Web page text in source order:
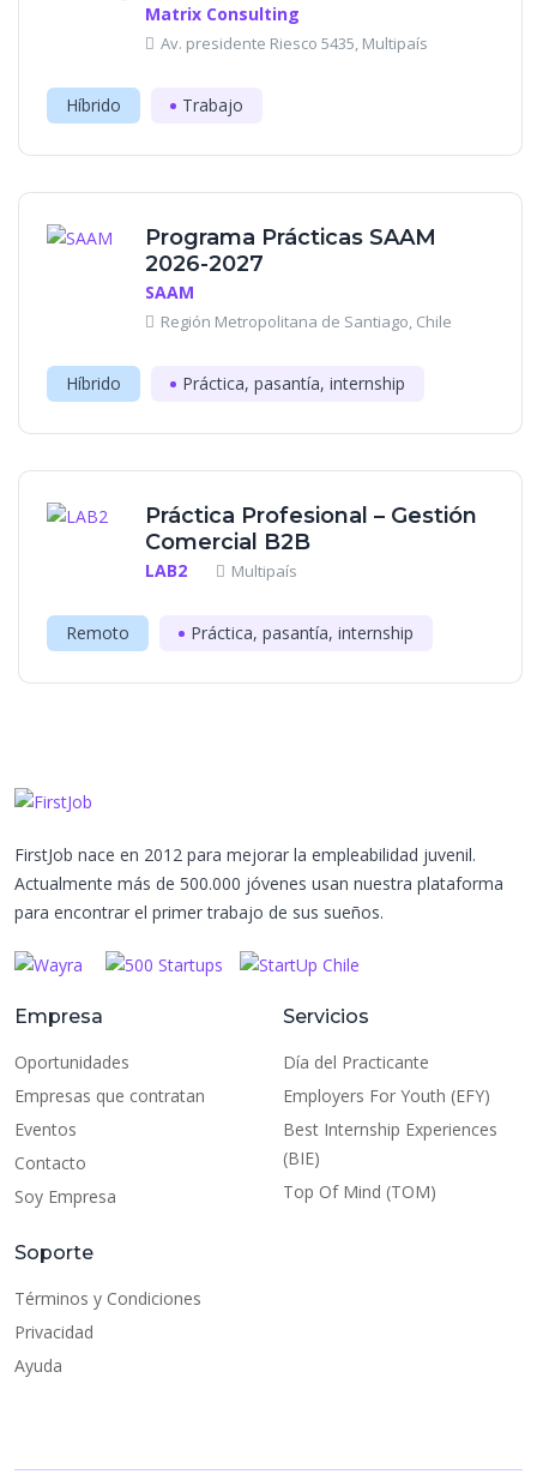
Matrix Consulting
Av. presidente Riesco 5435, Multipaís
Híbrido Trabajo
Programa Prácticas SAAM
2026-2027
SAAM
Región Metropolitana de Santiago, Chile
Híbrido Práctica, pasantía, internship
Práctica Profesional – Gestión
Comercial B2B
LAB2 Multipaís
Remoto Práctica, pasantía, internship
FirstJob nace en 2012 para mejorar la empleabilidad juvenil.
Actualmente más de 500.000 jóvenes usan nuestra plataforma
para encontrar el primer trabajo de sus sueños.
Empresa
Oportunidades
Empresas que contratan
Eventos
Contacto
Soy Empresa
Servicios
Día del Practicante
Employers For Youth (EFY)
Best Internship Experiences
(BIE)
Top Of Mind (TOM)
Soporte
Términos y Condiciones
Privacidad
Ayuda